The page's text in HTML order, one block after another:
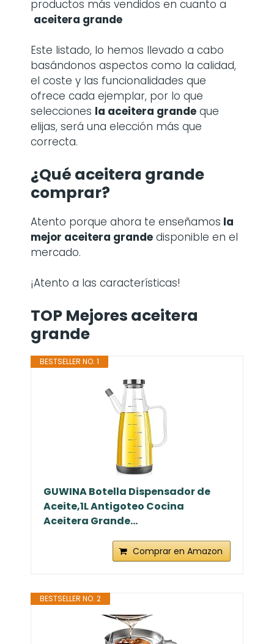
productos más vendidos en cuanto a
aceitera grande
Este listado, lo hemos llevado a cabo
basándonos aspectos como la calidad,
el coste y las funcionalidades que
ofrece cada ejemplar, por lo que
selecciones la aceitera grande que
elijas, será una elección más que
correcta.
¿Qué aceitera grande
comprar?
Atento porque ahora te enseñamos la
mejor aceitera grande disponible en el
mercado.
¡Atento a las características!
TOP Mejores aceitera
grande
BESTSELLER NO. 1
GUWINA Botella Dispensador de
Aceite,1L Antigoteo Cocina
Aceitera Grande...
Comprar en Amazon
BESTSELLER NO. 2